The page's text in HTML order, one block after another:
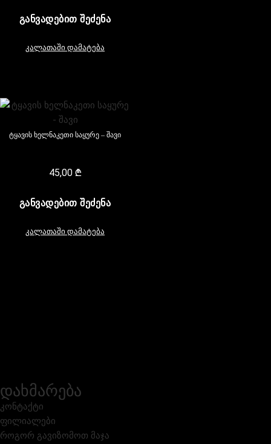
ᲒᲐᲜᲕᲐᲓᲔᲑᲘᲗ ᲨᲔᲫᲔᲜᲐ
კალათაში დამატება
ტყავის ხელნაკეთი საყურე – შავი
45,00 ₾
ᲒᲐᲜᲕᲐᲓᲔᲑᲘᲗ ᲨᲔᲫᲔᲜᲐ
კალათაში დამატება
დახმარება
კონტაქტი
ფილიალები
როგორ გავიზომოთ მაჯა